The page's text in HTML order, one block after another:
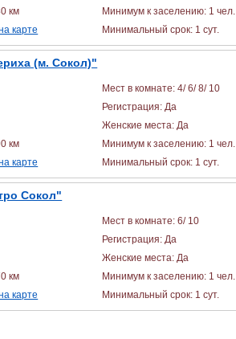
км
карте
Минимум к заселению: 1 чел.
Минимальный срок: 1 сут.
(м. Сокол)"
км
карте
Мест в комнате: 4/ 6/ 8/ 10
Регистрация: Да
Женские места: Да
Минимум к заселению: 1 чел.
Минимальный срок: 1 сут.
Сокол"
км
карте
Мест в комнате: 6/ 10
Регистрация: Да
Женские места: Да
Минимум к заселению: 1 чел.
Минимальный срок: 1 сут.